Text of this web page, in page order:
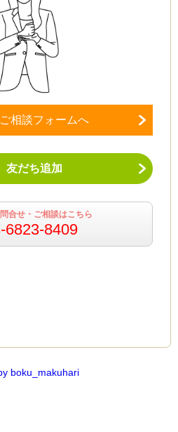
相談フォームへ
だち追加
合せ・ご相談はこちら
6823-8409
boku_makuhari